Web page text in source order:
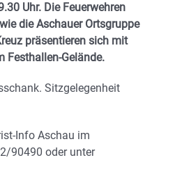
Uhr. Die Feuerwehren
die Aschauer Ortsgruppe
präsentieren sich mit
Festhallen-Gelände.
Sitzgelegenheit
Info Aschau im
90490 oder unter